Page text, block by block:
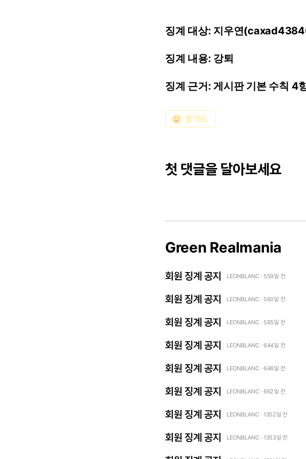
징계 대상: 지우연
징계 내용: 강퇴
징계 근거: 게시판 기본 수칙 4
emoji_emotions 좋아요
첫 댓글을 달아보세요
Green Realmania
회원 징계 공지 LEONBLANC · 559일 전
회원 징계 공지 LEONBLANC · 560일 전
회원 징계 공지 LEONBLANC · 585일 전
회원 징계 공지 LEONBLANC · 644일 전
회원 징계 공지 LEONBLANC · 646일 전
회원 징계 공지 LEONBLANC · 662일 전
회원 징계 공지 LEONBLANC · 1352일 전
회원 징계 공지 LEONBLANC · 1353일 전